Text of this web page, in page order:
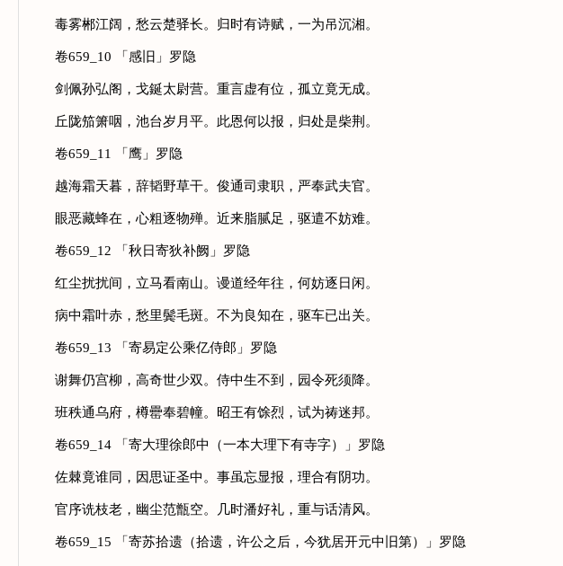
毒雾郴江阔，愁云楚驿长。归时有诗赋，一为吊沉湘。
卷659_10 「感旧」罗隐
剑佩孙弘阁，戈鋋太尉营。重言虚有位，孤立竟无成。
丘陇笳箫咽，池台岁月平。此恩何以报，归处是柴荆。
卷659_11 「鹰」罗隐
越海霜天暮，辞韬野草干。俊通司隶职，严奉武夫官。
眼恶藏蜂在，心粗逐物殚。近来脂腻足，驱遣不妨难。
卷659_12 「秋日寄狄补阙」罗隐
红尘扰扰间，立马看南山。谩道经年往，何妨逐日闲。
病中霜叶赤，愁里鬓毛斑。不为良知在，驱车已出关。
卷659_13 「寄易定公乘亿侍郎」罗隐
谢舞仍宫柳，高奇世少双。侍中生不到，园令死须降。
班秩通乌府，樽罍奉碧幢。昭王有馀烈，试为祷迷邦。
卷659_14 「寄大理徐郎中（一本大理下有寺字）」罗隐
佐棘竟谁同，因思证圣中。事虽忘显报，理合有阴功。
官序诜枝老，幽尘范甑空。几时潘好礼，重与话清风。
卷659_15 「寄苏拾遗（拾遗，许公之后，今犹居开元中旧第）」罗隐